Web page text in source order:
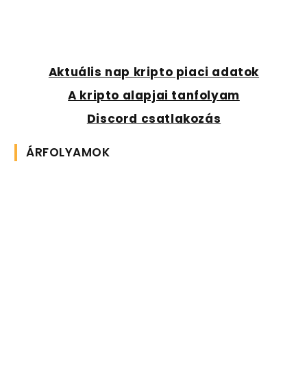
Aktuális nap kripto piaci adatok
A kripto alapjai tanfolyam
Discord csatlakozás
ÁRFOLYAMOK